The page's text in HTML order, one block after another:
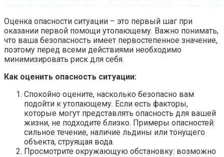
Оценка опасности ситуации – это первый шаг при
оказании первой помощи утопающему. Важно понимать,
что ваша безопасность имеет первостепенное значение,
поэтому перед всеми действиями необходимо
минимизировать риск для себя.
Как оценить опасность ситуации:
Спокойно оцените, насколько безопасно вам
подойти к утопающему. Если есть факторы,
которые могут представлять опасность для вашей
жизни, не подходите близко. Примеры опасностей:
сильное течение, наличие льдины или тонущего
объекта, струящая вода.
Просмотрите окружающую обстановку: возможно